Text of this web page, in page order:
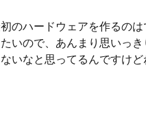
のハードウェアを作るの
いので、あんまり思いっ
いなと思ってるんですけど